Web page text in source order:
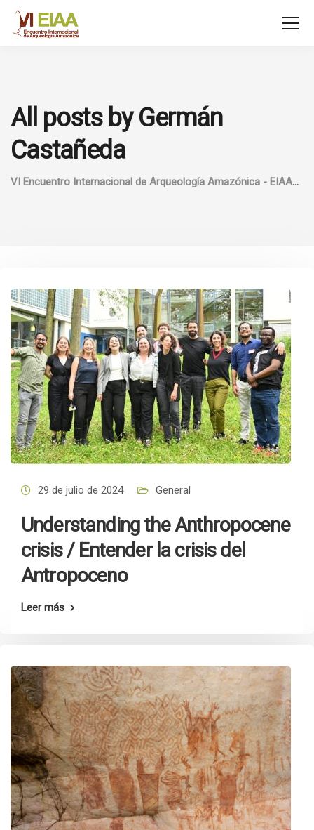
All posts by Germán
Castañeda
VI Encuentro Internacional de Arqueología Amazónica - EIAA
29 de julio de 2024 General
Understanding the Anthropocene
crisis / Entender la crisis del
Antropoceno
Leer más